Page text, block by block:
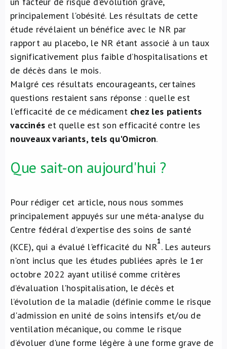
principalement l'obésité. Les résultats de cette
étude révélaient un bénéfice avec le NR par
rapport au placebo, le NR étant associé à un taux
significativement plus faible d’hospitalisations et
de décès dans le mois.
Malgré ces résultats encourageants, certaines
questions restaient sans réponse : quelle est
l'efficacité de ce médicament chez les patients
vaccinés et quelle est son efficacité contre les
nouveaux variants, tels qu'Omicron.
Que sait-on aujourd'hui ?
Pour rédiger cet article, nous nous sommes
principalement appuyés sur une méta-analyse du
Centre fédéral d'expertise des soins de santé
(KCE), qui a évalué l'efficacité du NR1. Les auteurs
n'ont inclus que les études publiées après le 1er
octobre 2022 ayant utilisé comme critères
d’évaluation l'hospitalisation, le décès et
l’évolution de la maladie (définie comme le risque
d'admission en unité de soins intensifs et/ou de
ventilation mécanique, ou comme le risque
d’évoluer d'une forme légère à une forme grave de